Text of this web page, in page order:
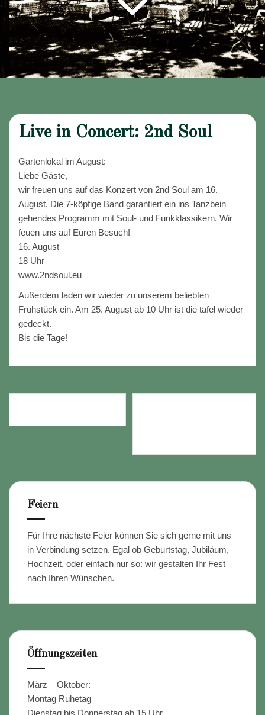
Live in Concert: 2nd Soul
Gartenlokal im August:
Liebe Gäste,
wir freuen uns auf das Konzert von 2nd Soul am 16.
August. Die 7-köpfige Band garantiert ein ins Tanzbein
gehendes Programm mit Soul- und Funkklassikern. Wir
feuen uns auf Euren Besuch!
16. August
18 Uhr
www.2ndsoul.eu
Außerdem laden wir wieder zu unserem beliebten
Frühstück ein. Am 25. August ab 10 Uhr ist die tafel wieder
gedeckt.
Bis die Tage!
Feiern
Für Ihre nächste Feier können Sie sich gerne mit uns
in Verbindung setzen. Egal ob Geburtstag, Jubiläum,
Hochzeit, oder einfach nur so: wir gestalten Ihr Fest
nach Ihren Wünschen.
Öffnungszeiten
März – Oktober:
Montag Ruhetag